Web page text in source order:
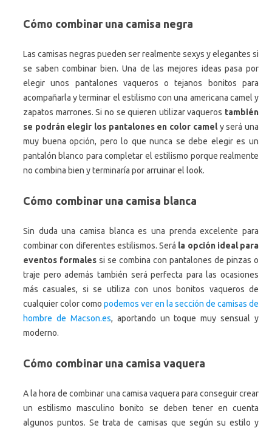
Cómo combinar una camisa negra
Las camisas negras pueden ser realmente sexys y elegantes si
se saben combinar bien. Una de las mejores ideas pasa por
elegir unos pantalones vaqueros o tejanos bonitos para
acompañarla y terminar el estilismo con una americana camel y
zapatos marrones. Si no se quieren utilizar vaqueros también
se podrán elegir los pantalones en color camely será una
muy buena opción, pero lo que nunca se debe elegir es un
pantalón blanco para completar el estilismo porque realmente
no combina bien y terminaría por arruinar el look.
Cómo combinar una camisa blanca
Sin duda una camisa blanca es una prenda excelente para
combinar con diferentes estilismos. Será la opción ideal para
eventos formales si se combina con pantalones de pinzas o
traje pero además también será perfecta para las ocasiones
más casuales, si se utiliza con unos bonitos vaqueros de
cualquier color como podemos ver en la sección de camisas de
hombre de Macson.es, aportando un toque muy sensual y
moderno.
Cómo combinar una camisa vaquera
A la hora de combinar una camisa vaquera para conseguir crear
un estilismo masculino bonito se deben tener en cuenta
algunos puntos. Se trata de camisas que según su estilo y